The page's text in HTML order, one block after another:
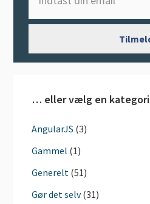
… eller vælg en kategori
AngularJS (3)
Gammel (1)
Generelt (51)
Gør det selv(31)